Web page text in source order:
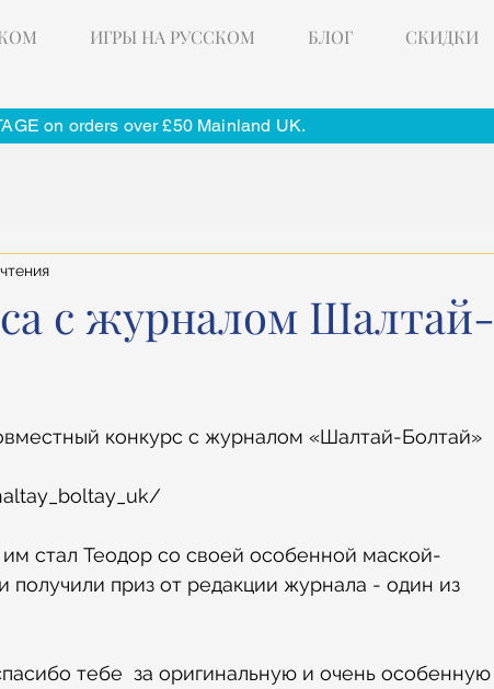
ИГРЫ НА РУССКОМ БЛОГ СКИДКИ
on orders over £50 Mainland UK.
с журналом Шалтай-
конкурс с журналом «Шалтай-Болтай»
стал Теодор со своей особенной маской-
получили приз от редакции журнала - один из
тебе  за оригинальную и очень особенную